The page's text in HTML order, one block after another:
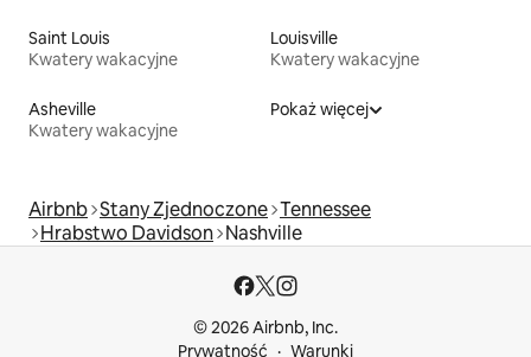
Saint Louis
Kwatery wakacyjne
Louisville
Kwatery wakacyjne
Asheville
Kwatery wakacyjne
Pokaż więcej
Airbnb Stany Zjednoczone Tennessee
Hrabstwo Davidson Nashville
© 2026 Airbnb, Inc.
Prywatność
Warunki